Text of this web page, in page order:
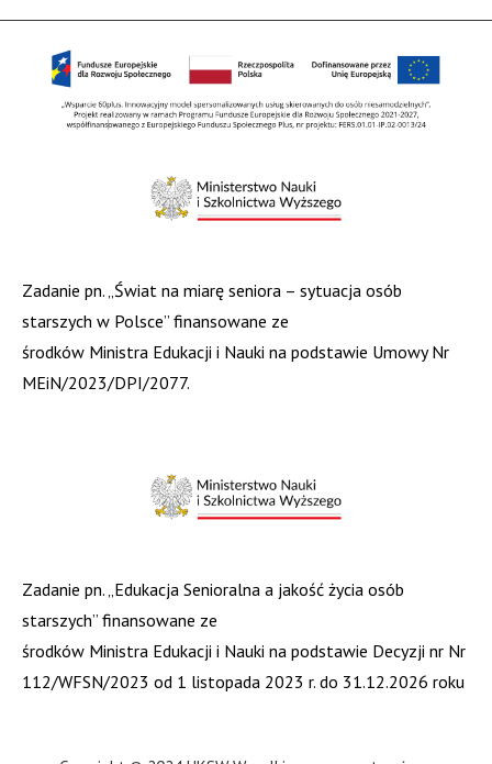
Zadanie pn. „Świat na miarę seniora – sytuacja osób
starszych w Polsce” finansowane ze
środków Ministra Edukacji i Nauki na podstawie Umowy Nr
MEiN/2023/DPI/2077.
Zadanie pn. „Edukacja Senioralna a jakość życia osób
starszych” finansowane ze
środków Ministra Edukacji i Nauki na podstawie Decyzji nr Nr
112/WFSN/2023 od 1 listopada 2023 r. do 31.12.2026 roku